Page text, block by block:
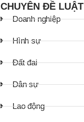
CHUYÊN ĐỀ LUẬT
Doanh nghiệp
Hình sự
Đất đai
Dân sự
Lao động